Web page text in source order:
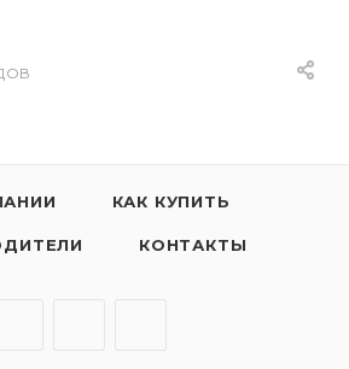
КАК КУПИТЬ
КОНТАКТЫ